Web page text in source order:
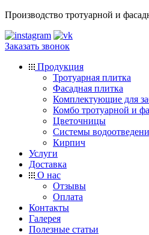
Производство тротуарной и
Заказать звонок
Продукция
Тротуарная плитка
Фасадная плитка
Комплектующие для
Комбо тротуарной и
Цветочницы
Системы
Кирпич
Услуги
Доставка
О нас
Отзывы
Оплата
Контакты
Галерея
Полезные статьи